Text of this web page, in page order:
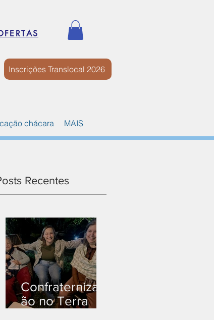
Inscrições Translocal 2026
chácara MAIS
Recentes
Confraternizaç
ão no Terra